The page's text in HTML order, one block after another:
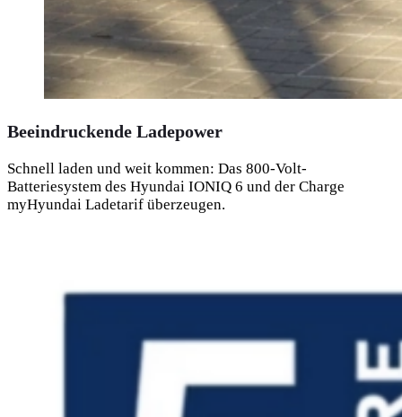
Beeindruckende Ladepower
Schnell laden und weit kommen: Das 800-Volt-
Batteriesystem des Hyundai IONIQ 6 und der Charge
myHyundai Ladetarif überzeugen.